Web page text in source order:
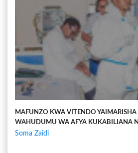
MAFUNZO KWA VITENDO
WAHUDUMU WA AFYA KUKABILIANA
Soma Zaidi